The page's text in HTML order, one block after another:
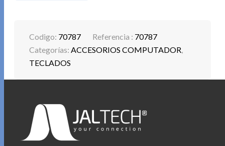
práctico.
• Conectividad inalámbrica: 2.4 GHz
• 3 botones + scroll
• Botón de encendido
• Alimentación: 1 pila AAA
Codigo: 70787 Referencia : 70787
Categorías: ACCESORIOS COMPUTADOR
TECLADOS